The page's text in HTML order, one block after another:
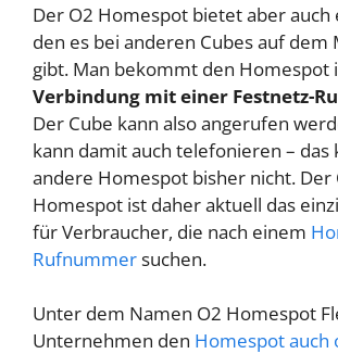
Der O2 Homespot bietet aber auch
den es bei anderen Cubes auf dem
gibt. Man bekommt den Homespot
Verbindung mit einer Festnetz-
Der Cube kann also angerufen
kann damit auch telefonieren – das
andere Homespot bisher nicht. Der
Homespot ist daher aktuell das
für Verbraucher, die nach einem
Rufnummersuchen.
Unter dem Namen O2 Homespot
Unternehmen den Homespot auch